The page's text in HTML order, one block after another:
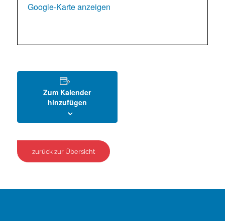
Google-Karte anzeigen
Zum Kalender
hinzufügen
zurück zur Übersicht